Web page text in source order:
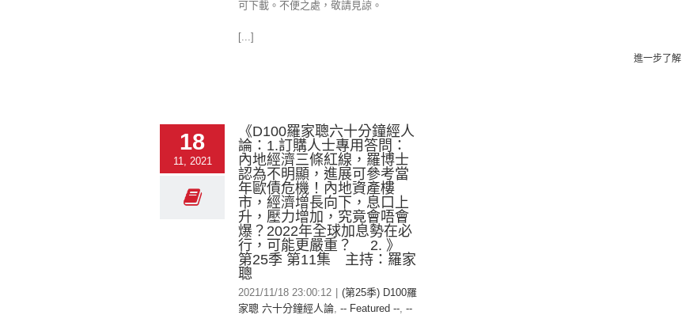
可下載。不便之處，敬請見諒。
[...]
進一步了解
18
11, 2021
《D100羅家聰六十分鐘經人
論：1.訂購人士專用答問：
內地經濟三條紅線，羅博士
認為不明顯，進展可參考當
年歐債危機！內地資產樓
市，經濟增長向下，息口上
升，壓力增加，究竟會唔會
爆？2022年全球加息勢在必
行，可能更嚴重？ 2. 》
第25季 第11集 主持：羅家
聰
2021/11/18 23:00:12
(第25季) D100羅
家聰 六十分鐘經人論, -- Featured --, --